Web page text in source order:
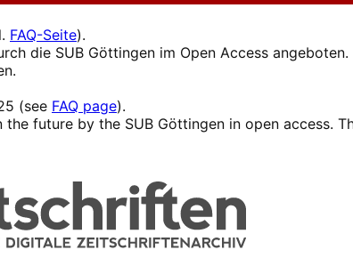
FAQ-Seite).
die SUB Göttingen im Open Access angeboten.
(see FAQ page).
future by the SUB Göttingen in open access.